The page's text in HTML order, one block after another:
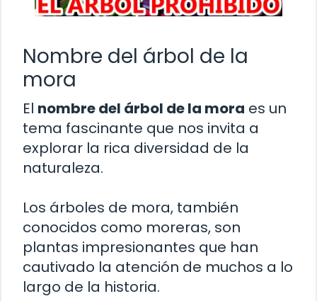
Nombre del árbol de la
mora
El nombre del árbol de la mora es un
tema fascinante que nos invita a
explorar la rica diversidad de la
naturaleza.
Los árboles de mora, también
conocidos como moreras, son
plantas impresionantes que han
cautivado la atención de muchos a lo
largo de la historia.